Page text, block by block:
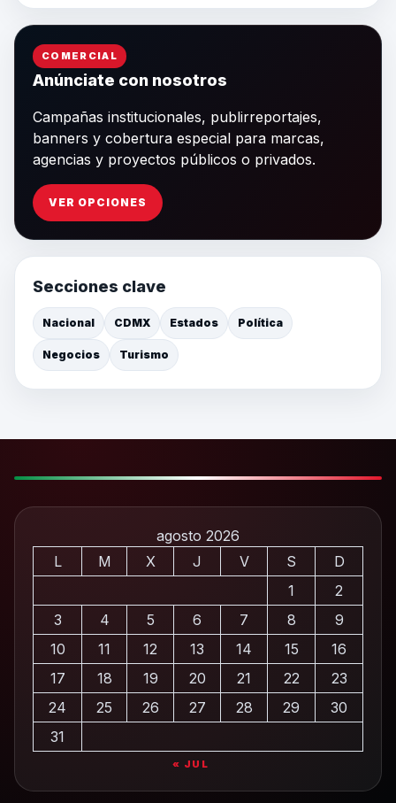
COMERCIAL
Anúnciate con nosotros
Campañas institucionales, publirreportajes,
banners y cobertura especial para marcas,
agencias y proyectos públicos o privados.
VER OPCIONES
Secciones clave
Nacional CDMX Estados Política
Negocios Turismo
agosto 2026
L
M X J V S
D
1
2
3
4 5 6 7 8
9
10
11 12 13 14 15
16
17
18 19 20 21 22
23
24
25 26 27 28 29
30
31
« JUL